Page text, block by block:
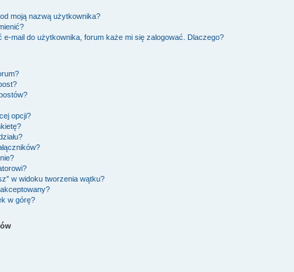
moją nazwą użytkownika?
e-mail do użytkownika, forum każe mi się zalogować. Dlaczego?
opcji?
w widoku tworzenia wątku?
w górę?